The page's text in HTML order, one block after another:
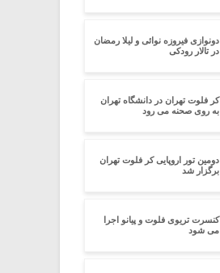
دونوازی فیروزه نوائی و لیلا رمضان
در تالار رودکی
کر فلوت تهران در دانشگاه تهران
به روی صحنه می رود
دومین تور اروپایی کر فلوت تهران
برگزار شد
کنسرت تریوی فلوت و پیانو اجرا
می شود